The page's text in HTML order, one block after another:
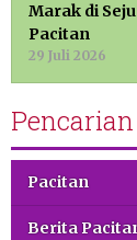
Marak di
Pacitan
29 Juli 2026
Pacitan
Berita